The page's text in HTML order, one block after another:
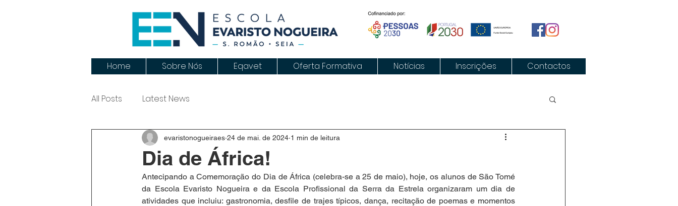
Home Sobre Nós Eqavet Oferta Formativa Notícias Inscrições Contactos
All Posts Latest News
Dia de África!
evaristonogueiraes 24 de mai. de 2024 1 min de leitura
Antecipando a Comemoração do Dia de África (celebra-se a 25 de maio), hoje, os alunos de São Tomé
da Escola Evaristo Nogueira e da Escola Profissional da Serra da Estrela organizaram um dia de
atividades que incluiu: gastronomia, desfile de trajes típicos, dança, recitação de poemas e momentos